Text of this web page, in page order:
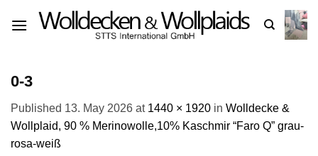
0-3
Published 13. May 2026 at 1440 × 1920 in Wolldecke &
Wollplaid, 90 % Merinowolle,10% Kaschmir “Faro Q” grau-
rosa-weiß